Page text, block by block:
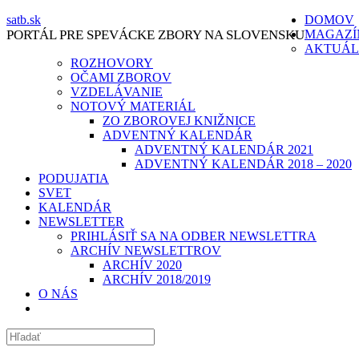
Skip
to
satb.sk
PORTÁL PRE SPEVÁCKE ZBORY NA SLOVENSKU
DOMOV
ROZHOVORY
OČAMI ZBOROV
VZDELÁVANIE
NOTOVÝ MATERIÁL
ZO ZBOROVEJ KNIŽNICE
ADVENTNÝ KALENDÁR
ADVENTNÝ KALENDÁR 2021
ADVENTNÝ KALENDÁR 2018 – 2020
PODUJATIA
SVET
KALENDÁR
NEWSLETTER
PRIHLÁSIŤ SA NA ODBER NEWSLETTRA
ARCHÍV NEWSLETTROV
ARCHÍV 2020
ARCHÍV 2018/2019
O NÁS